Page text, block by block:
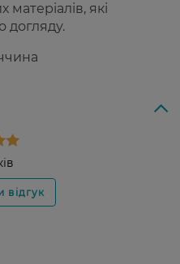
матеріалів, які
догляду.